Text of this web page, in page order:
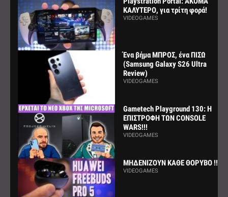
ΚΑΛΥΤΕΡΟ, για τρίτη φορά!
VIDEOGAMES
Ένα βήμα ΜΠΡΟΣ, ένα ΠΙΣΩ
(Samsung Galaxy S26 Ultra
Review)
VIDEOGAMES
Gametech Playground 130: Η
ΕΠΙΣΤΡΟΦΗ ΤΩΝ CONSOLE
WARS!!!
VIDEOGAMES
ΜΗΔΕΝΙΖΟΥΝ ΚΑΘΕ ΘΟΡΥΒΟ !!!
VIDEOGAMES